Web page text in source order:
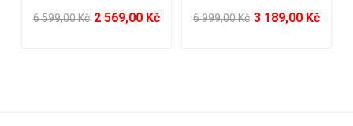
2 599,00 Kč 1 159,00 Kč 1 575,00 Kč 699,00 Kč